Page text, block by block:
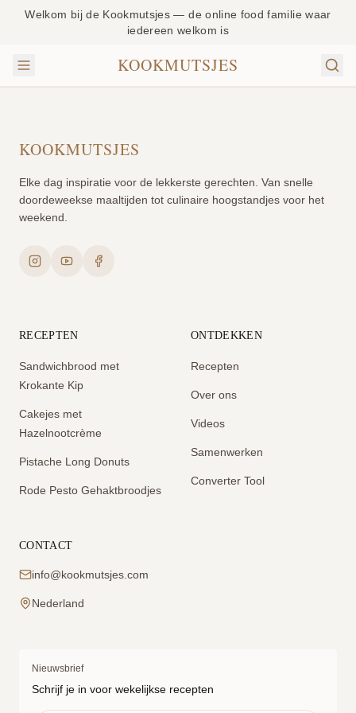
Welkom bij de Kookmutsjes — de online food familie waar
iedereen welkom is
KOOKMUTSJES
KOOKMUTSJES
Elke dag inspiratie voor de lekkerste gerechten. Van snelle
doordeweekse maaltijden tot culinaire hoogstandjes voor het
weekend.
RECEPTEN
Sandwichbrood met
Krokante Kip
Cakejes met
Hazelnootcrème
Pistache Long Donuts
Rode Pesto Gehaktbroodjes
ONTDEKKEN
Recepten
Over ons
Videos
Samenwerken
Converter Tool
CONTACT
info@kookmutsjes.com
Nederland
Nieuwsbrief
Schrijf je in voor wekelijkse recepten